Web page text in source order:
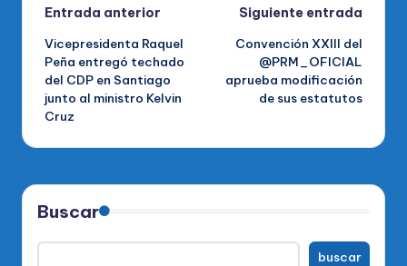
Navegación
de
entradas
Entrada anterior
Vicepresidenta Raquel
Peña entregó techado
del CDP en Santiago
junto al ministro Kelvin
Cruz
Siguiente entrada
Convención XXIII del
@PRM_OFICIAL
aprueba modificación
de sus estatutos
Buscar
buscar